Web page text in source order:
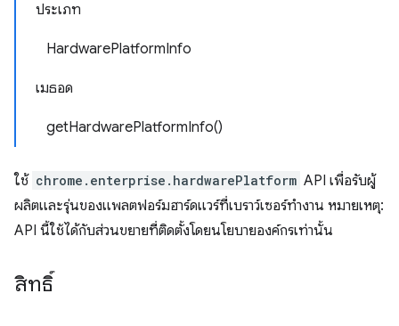
ประเภท
HardwarePlatformInfo
เมธอด
getHardwarePlatformInfo()
ใช้ chrome.enterprise.hardwarePlatform API เพื่อรับผู้
ผลิตและรุ่นของแพลตฟอร์มฮาร์ดแวร์ที่เบราว์เซอร์ทำงาน หมายเหตุ:
API นี้ใช้ได้กับส่วนขยายที่ติดตั้งโดยนโยบายองค์กรเท่านั้น
สิทธิ์